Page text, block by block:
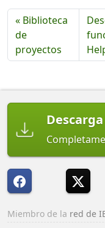
« Biblioteca
de
proyectos
Miembro de la red de